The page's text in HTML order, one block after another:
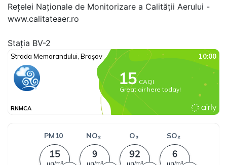
Rețelei Naționale de Monitorizare a Calității Aerului -
www.calitateaer.ro
Stația BV-2